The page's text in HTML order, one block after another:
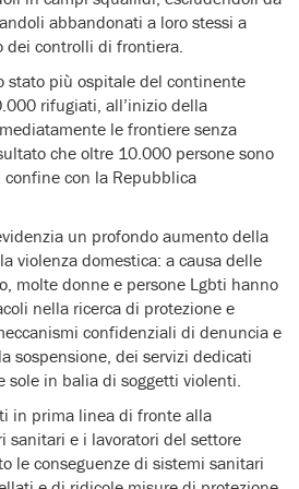
abbandonati a loro stessi a
dei controlli di frontiera.
stato più ospitale del continente
rifugiati, all’inizio della
le frontiere senza
che oltre 10.000 persone sono
con la Repubblica
un profondo aumento della
violenza domestica: a causa delle
molte donne e persone Lgbti hanno
nella ricerca di protezione e
confidenziali di denuncia e
sospensione, dei servizi dedicati
sole in balia di soggetti violenti.
in prima linea di fronte alla
sanitari e i lavoratori del settore
le conseguenze di sistemi sanitari